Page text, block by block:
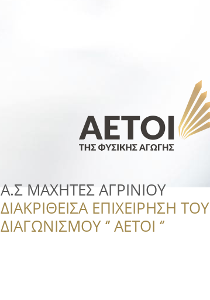
Α.Σ ΜΑΧΗΤΕΣ ΑΓΡΙΝΙΟΥ
ΔΙΑΚΡΙΘΕΙΣΑ ΕΠΙΧΕΙΡΗΣΗ ΤΟΥ
ΔΙΑΓΩΝΙΣΜΟΥ ‘’ ΑΕΤΟΙ ‘’